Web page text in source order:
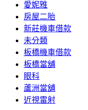
愛妮雅
房屋二胎
新莊機車借款
未分類
板橋機車借款
板橋當舖
眼科
蘆洲當舖
近視雷射